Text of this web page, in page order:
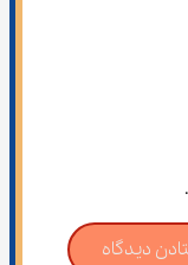
دیدگاه